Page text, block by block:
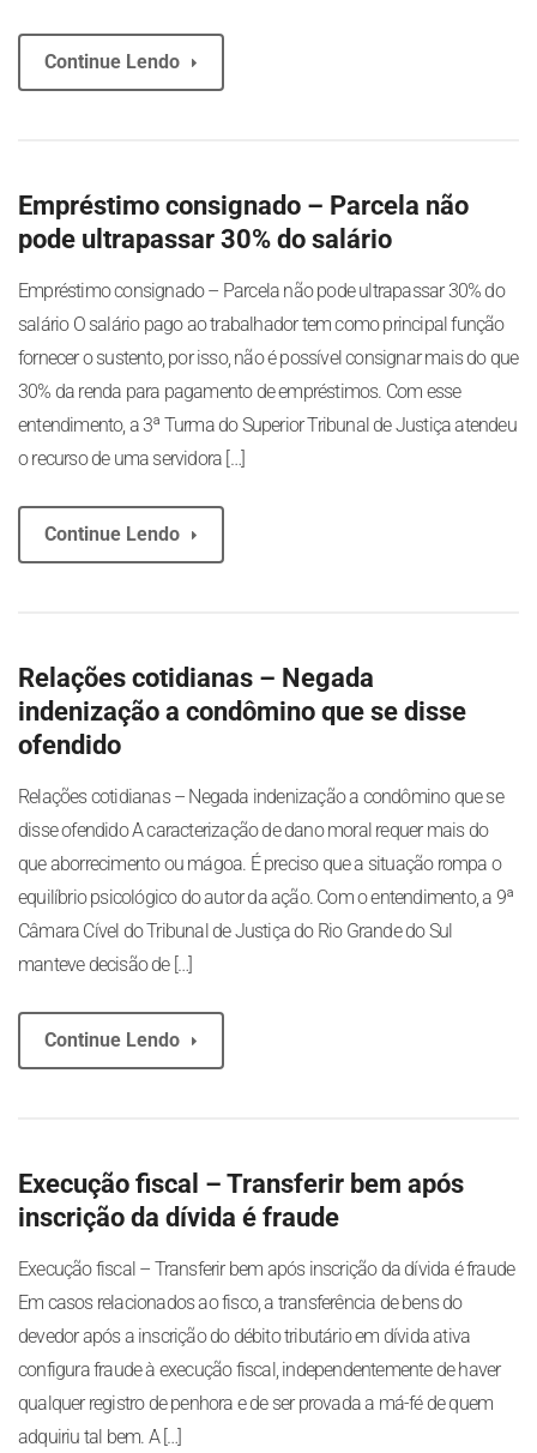
Continue Lendo
Empréstimo consignado – Parcela não
pode ultrapassar 30% do salário
Empréstimo consignado – Parcela não pode ultrapassar 30% do
salário O salário pago ao trabalhador tem como principal função
fornecer o sustento, por isso, não é possível consignar mais do que
30% da renda para pagamento de empréstimos. Com esse
entendimento, a 3ª Turma do Superior Tribunal de Justiça atendeu
o recurso de uma servidora […]
Continue Lendo
Relações cotidianas – Negada
indenização a condômino que se disse
ofendido
Relações cotidianas – Negada indenização a condômino que se
disse ofendido A caracterização de dano moral requer mais do
que aborrecimento ou mágoa. É preciso que a situação rompa o
equilíbrio psicológico do autor da ação. Com o entendimento, a 9ª
Câmara Cível do Tribunal de Justiça do Rio Grande do Sul
manteve decisão de […]
Continue Lendo
Execução fiscal – Transferir bem após
inscrição da dívida é fraude
Execução fiscal – Transferir bem após inscrição da dívida é fraude
Em casos relacionados ao fisco, a transferência de bens do
devedor após a inscrição do débito tributário em dívida ativa
configura fraude à execução fiscal, independentemente de haver
qualquer registro de penhora e de ser provada a má-fé de quem
adquiriu tal bem. A […]